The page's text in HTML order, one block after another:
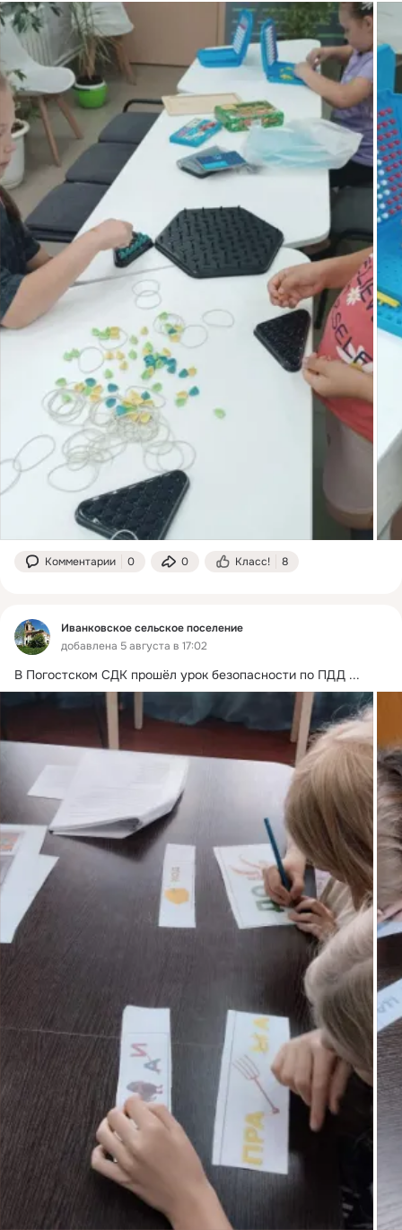
Комментарии 0 0 Класс! 8
Иванковское сельское поселение
добавлена 5 августа в 17:02
В Погостском СДК прошёл урок безопасности по ПДД ...